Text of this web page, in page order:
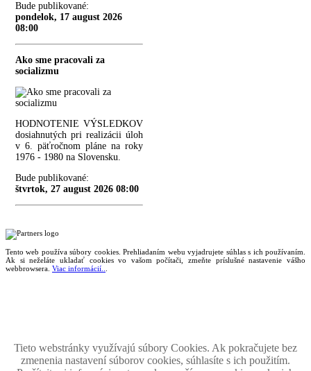
Bude publikované:
pondelok, 17 august 2026
08:00
Ako sme pracovali za
socializmu
HODNOTENIE VÝSLEDKOV
dosiahnutých pri realizácii úloh
v 6. päťročnom pláne na roky
1976 - 1980 na Slovensku.
Bude publikované:
štvrtok, 27 august 2026 08:00
Tento web používa súbory cookies. Prehliadaním webu vyjadrujete súhlas s ich používaním.
Ak si neželáte ukladať cookies vo vašom počítači, zmeňte príslušné nastavenie vášho
webbrowsera. Viac informácií..
Tieto webstránky využívajú súbory Cookies. Ak pokračujete bez
zmenenia nastavení súborov cookies, súhlasíte s ich použitím.